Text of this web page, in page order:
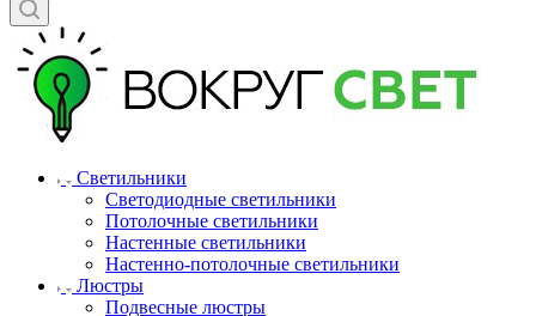
Светильники
Светодиодные светильники
Потолочные светильники
Настенные светильники
Настенно-потолочные светильники
Люстры
Подвесные люстры